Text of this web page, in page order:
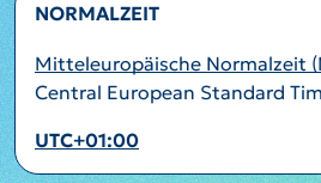
NORMALZEIT
Mitteleuropäische Normalzeit
Central European Standard
UTC+01:00